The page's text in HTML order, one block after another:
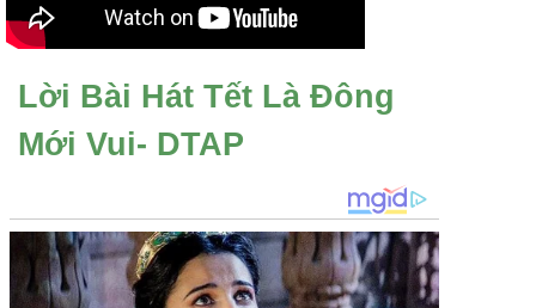
Lời Bài Hát Tết Là Đông
Mới Vui- DTAP